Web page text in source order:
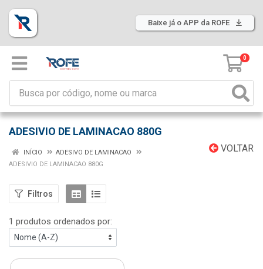
Baixe já o APP da ROFE
0
ADESIVIO DE LAMINACAO 880G
VOLTAR
INÍCIO
ADESIVO DE LAMINACAO
ADESIVIO DE LAMINACAO 880G
Filtros
1 produtos ordenados por: